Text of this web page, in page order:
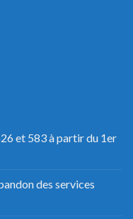
et 583 à partir du 1er
des services